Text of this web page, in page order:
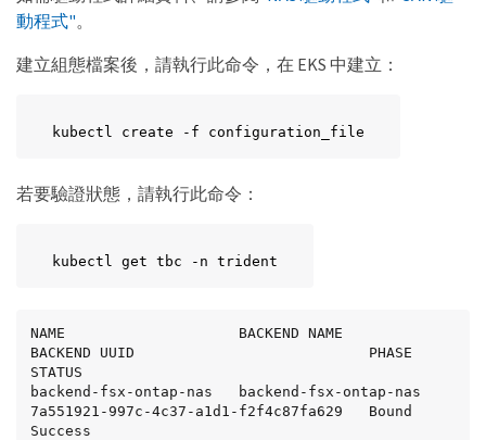
動程式"。
建立組態檔案後，請執行此命令，在 EKS 中建立：
kubectl create -f configuration_file
若要驗證狀態，請執行此命令：
kubectl get tbc -n trident
NAME                    BACKEND NAME
BACKEND UUID                           PHASE
STATUS
backend-fsx-ontap-nas   backend-fsx-ontap-nas
7a551921-997c-4c37-a1d1-f2f4c87fa629   Bound
Success